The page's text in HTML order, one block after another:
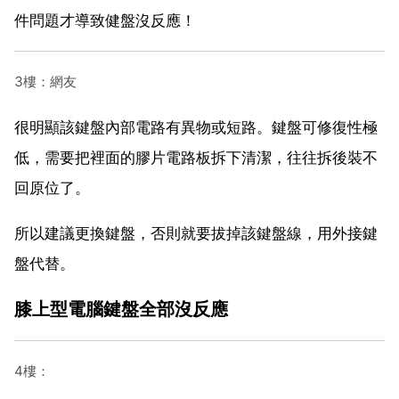
件問題才導致健盤沒反應！
3樓：網友
很明顯該鍵盤內部電路有異物或短路。鍵盤可修復性極
低，需要把裡面的膠片電路板拆下清潔，往往拆後裝不
回原位了。
所以建議更換鍵盤，否則就要拔掉該鍵盤線，用外接鍵
盤代替。
膝上型電腦鍵盤全部沒反應
4樓：